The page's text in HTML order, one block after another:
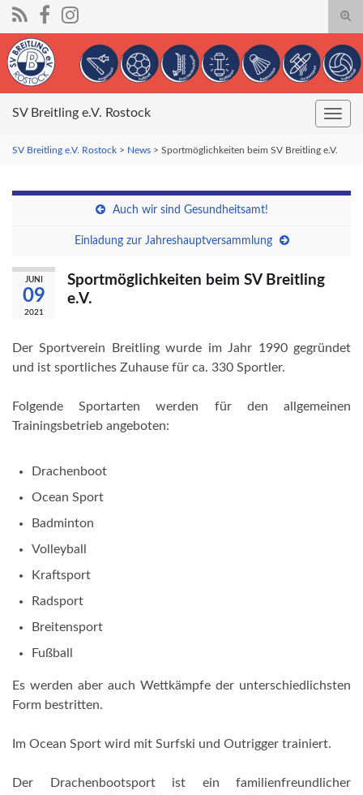
Search for:
SV Breitling e.V. Rostock
SV Breitling e.V. Rostock > News > Sportmöglichkeiten beim SV Breitling e.V.
Auch wir sind Gesundheitsamt!
Einladung zur Jahreshauptversammlung
JUNI
09
2021
Sportmöglichkeiten beim SV Breitling
e.V.
Der Sportverein Breitling wurde im Jahr 1990 gegründet
und ist sportliches Zuhause für ca. 330 Sportler.
Folgende Sportarten werden für den allgemeinen
Trainingsbetrieb angeboten:
Drachenboot
Ocean Sport
Badminton
Volleyball
Kraftsport
Radsport
Breitensport
Fußball
Es werden aber auch Wettkämpfe der unterschiedlichsten
Form bestritten.
Im Ocean Sport wird mit Surfski und Outrigger trainiert.
Der Drachenbootsport ist ein familienfreundlicher